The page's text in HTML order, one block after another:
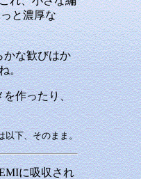
と濃厚な
な歓びはか
。
作ったり、
以下、そのまま。
に吸収され